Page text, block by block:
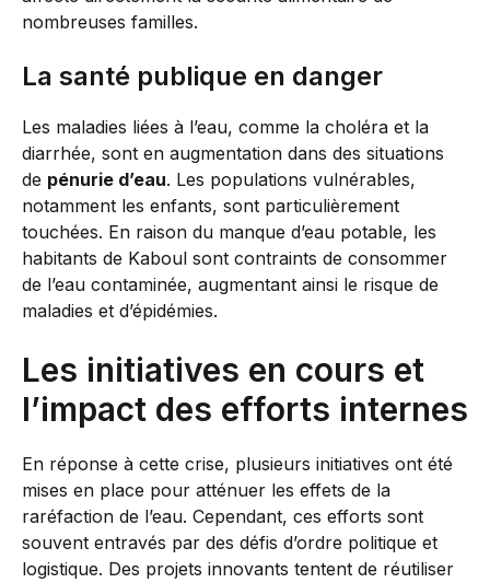
nombreuses familles.
La santé publique en danger
Les maladies liées à l’eau, comme la choléra et la
diarrhée, sont en augmentation dans des situations
de pénurie d’eau. Les populations vulnérables,
notamment les enfants, sont particulièrement
touchées. En raison du manque d’eau potable, les
habitants de Kaboul sont contraints de consommer
de l’eau contaminée, augmentant ainsi le risque de
maladies et d’épidémies.
Les initiatives en cours et
l’impact des efforts internes
En réponse à cette crise, plusieurs initiatives ont été
mises en place pour atténuer les effets de la
raréfaction de l’eau. Cependant, ces efforts sont
souvent entravés par des défis d’ordre politique et
logistique. Des projets innovants tentent de réutiliser